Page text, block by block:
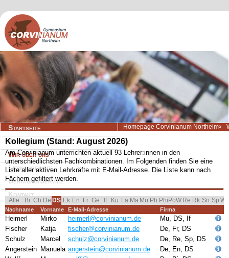
Navigation
überspringen
Startseite
Aktuelles
Wir über uns
Lernangebote
Beratung/Service
Kontakt
Homepage Corvinianum Northeim
Kollegium (Stand: August 2026)
Am Corvinianum unterrichten aktuell 93 Lehrer:innen in den
unterschiedlichsten Fachkombinationen. Im Folgenden finden Sie eine
Liste aller aktiven Lehrkräfte mit E-Mail-Adresse. Die Liste kann nach
Fächern gefiltert werden.
Navigation überspringen
Alle Bi Ch De DS Ek En Fr Ge If Ku La Ma Mu Ph Phi PoW Re Rk Sn Sp
Nachname Vorname E-Mail-Adresse Firma
Heimerl Mirko heimerl@corvinianum.de
Mu, DS, If
Fischer
Katja fischer@corvinianum.de
De, Fr, DS
Schulz
Marcel schulz@corvinianum.de
De, Re, Sp, DS
Angerstein Manuela angerstein@corvinianum.de
De, En, DS